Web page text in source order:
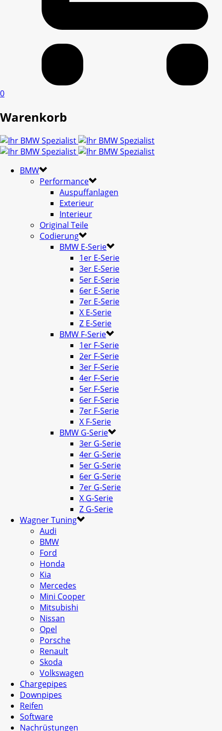
0
Warenkorb
BMW
Performance
Auspuffanlagen
Exterieur
Interieur
Original Teile
Codierung
BMW E-Serie
1er E-Serie
3er E-Serie
5er E-Serie
6er E-Serie
7er E-Serie
X E-Serie
Z E-Serie
BMW F-Serie
1er F-Serie
2er F-Serie
3er F-Serie
4er F-Serie
5er F-Serie
6er F-Serie
7er F-Serie
X F-Serie
BMW G-Serie
3er G-Serie
4er G-Serie
5er G-Serie
6er G-Serie
7er G-Serie
X G-Serie
Z G-Serie
Wagner Tuning
Audi
BMW
Ford
Honda
Kia
Mercedes
Mini Cooper
Mitsubishi
Nissan
Opel
Porsche
Renault
Skoda
Volkswagen
Chargepipes
Downpipes
Reifen
Software
Nachrüstungen